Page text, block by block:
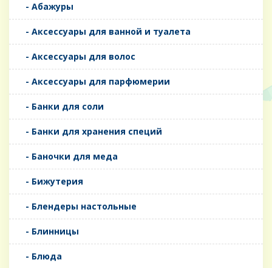
- Абажуры
- Аксессуары для ванной и туалета
- Аксессуары для волос
- Аксессуары для парфюмерии
- Банки для соли
- Банки для хранения специй
- Баночки для меда
- Бижутерия
- Блендеры настольные
- Блинницы
- Блюда